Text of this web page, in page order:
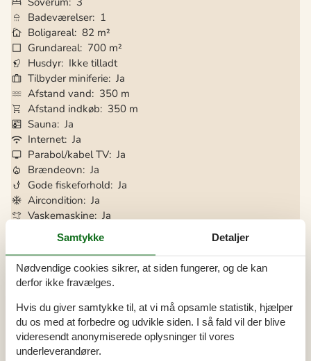
Badeværelser 1
Boligareal 82 m²
Grundareal 700 m²
Husdyr Ikke tilladt
Tilbyder miniferie Ja
Afstand vand
350 m
Afstand indkøb
350 m
Sauna Ja
Internet Ja
Parabol/kabel TV Ja
Brændeovn Ja
Gode fiskeforhold Ja
Aircondition Ja
Vaskemaskine Ja
Opvaskemaskine
Ja
Ladestander til elbil
Energivenligt
Alle faciliteter
Hus Info
Samtykke Detaljer
Nødvendige cookies sikrer, at siden fungerer, og de kan
derfor ikke fravælges.
Hvis du giver samtykke til, at vi må opsamle statistik, hjælper
du os med at forbedre og udvikle siden. I så fald vil der blive
videresendt anonymiserede oplysninger til vores
underleverandører.